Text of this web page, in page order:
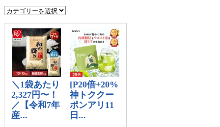
カ